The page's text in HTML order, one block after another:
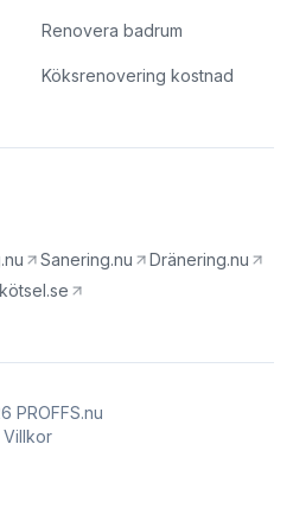
Renovera badrum
Köksrenovering kostnad
Sanering.nu
Dränering.nu
PROFFS.nu
Villkor